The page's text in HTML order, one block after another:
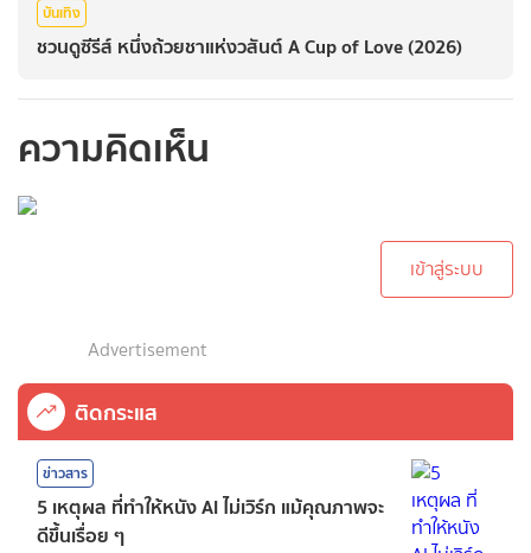
บันเทิง
ชวนดูซีรีส์ หนึ่งถ้วยชาแห่งวสันต์ A Cup of Love (2026)
ความคิดเห็น
เข้าสู่ระบบ
Advertisement
ติดกระแส
ข่าวสาร
5 เหตุผล ที่ทำให้หนัง AI ไม่เวิร์ก แม้คุณภาพจะ
ดีขึ้นเรื่อย ๆ